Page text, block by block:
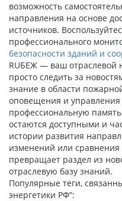
возможность
направления на основе
источников.
профессионального
безопасности зданий и
RUБЕЖ — ваш отраслевой
просто следить за
знание в области
оповещения и
профессиональную
остаются доступными и
истории развития
изменений или
превращает раздел из
отраслевую базу знаний.
Популярные теги,
энергетики РФ”: